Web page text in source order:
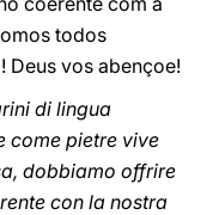
todos
Deus vos abençoe!
di lingua
come pietre vive
dobbiamo offrire
con la nostra